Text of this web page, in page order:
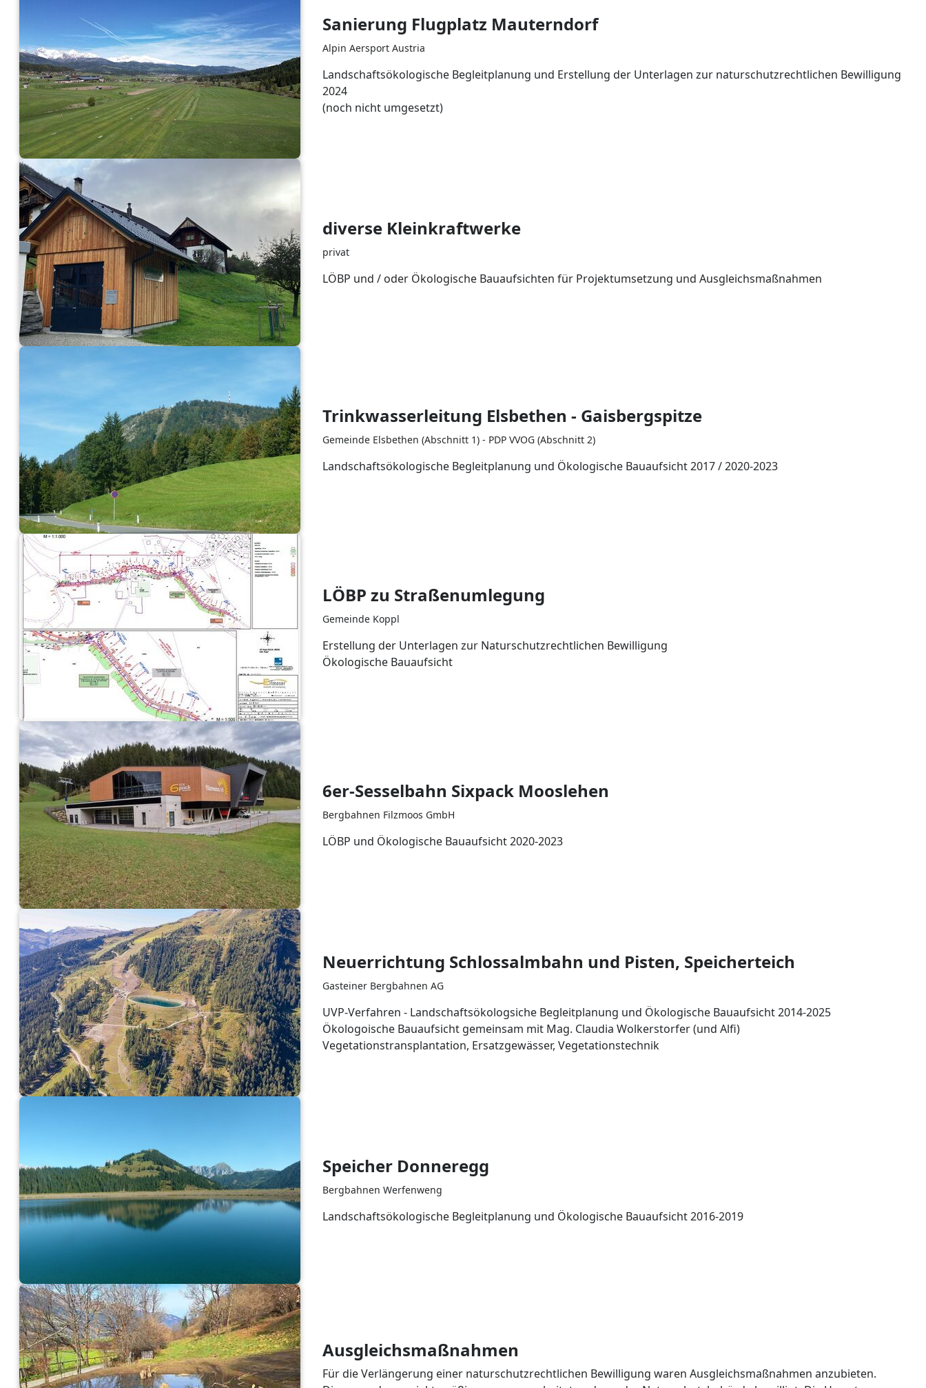
Sanierung Flugplatz Mauterndorf
Alpin Aersport Austria
Landschaftsökologische Begleitplanung und Erstellung der Unterlagen zur naturschutzrechtlichen Bewilligung
2024
(noch nicht umgesetzt)
diverse Kleinkraftwerke
privat
LÖBP und / oder Ökologische Bauaufsichten für Projektumsetzung und Ausgleichsmaßnahmen
Trinkwasserleitung Elsbethen - Gaisbergspitze
Gemeinde Elsbethen (Abschnitt 1) - PDP VVOG (Abschnitt 2)
Landschaftsökologische Begleitplanung und Ökologische Bauaufsicht 2017 / 2020-2023
LÖBP zu Straßenumlegung
Gemeinde Koppl
Erstellung der Unterlagen zur Naturschutzrechtlichen Bewilligung
Ökologische Bauaufsicht
6er-Sesselbahn Sixpack Mooslehen
Bergbahnen Filzmoos GmbH
LÖBP und Ökologische Bauaufsicht 2020-2023
Neuerrichtung Schlossalmbahn und Pisten, Speicherteich
Gasteiner Bergbahnen AG
UVP-Verfahren - Landschaftsökologsiche Begleitplanung und Ökologische Bauaufsicht 2014-2025
Ökologoische Bauaufsicht gemeinsam mit Mag. Claudia Wolkerstorfer (und Alfi)
Vegetationstransplantation, Ersatzgewässer, Vegetationstechnik
Speicher Donneregg
Bergbahnen Werfenweng
Landschaftsökologische Begleitplanung und Ökologische Bauaufsicht 2016-2019
Ausgleichsmaßnahmen
Für die Verlängerung einer naturschutzrechtlichen Bewilligung waren Ausgleichsmaßnahmen anzubieten.